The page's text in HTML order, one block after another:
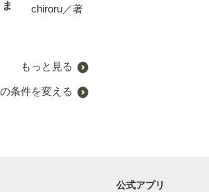
chiroru／著
もっと見る
条件を変える
公式アプリ